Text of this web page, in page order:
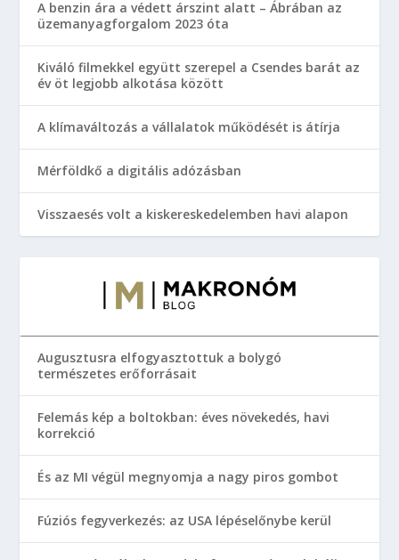
A benzin ára a védett árszint alatt – Ábrában az
üzemanyagforgalom 2023 óta
Kiváló filmekkel együtt szerepel a Csendes barát az
év öt legjobb alkotása között
A klímaváltozás a vállalatok működését is átírja
Mérföldkő a digitális adózásban
Visszaesés volt a kiskereskedelemben havi alapon
Augusztusra elfogyasztottuk a bolygó
természetes erőforrásait
Felemás kép a boltokban: éves növekedés, havi
korrekció
És az MI végül megnyomja a nagy piros gombot
Fúziós fegyverkezés: az USA lépéselőnybe kerül